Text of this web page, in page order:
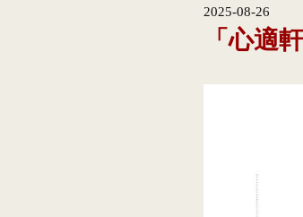
2025-08-26
「心適